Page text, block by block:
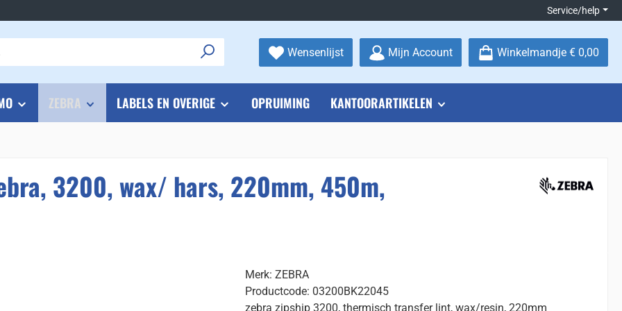
Service/help
WensenlijstJe hebt 0 items op je verlanglijstje
Mijn Account Winkelmandje € 0,00
ZEBRA LABELS EN OVERIGE OPRUIMING KANTOORARTIKELEN
3200, wax/ hars, 220mm, 450m,
Merk: ZEBRA
Productcode: 03200BK22045
zebra zipship 3200, thermisch transfer lint, wax/resin, 220mm